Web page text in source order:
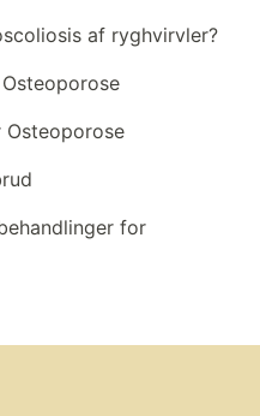
af ryghvirvler?
for